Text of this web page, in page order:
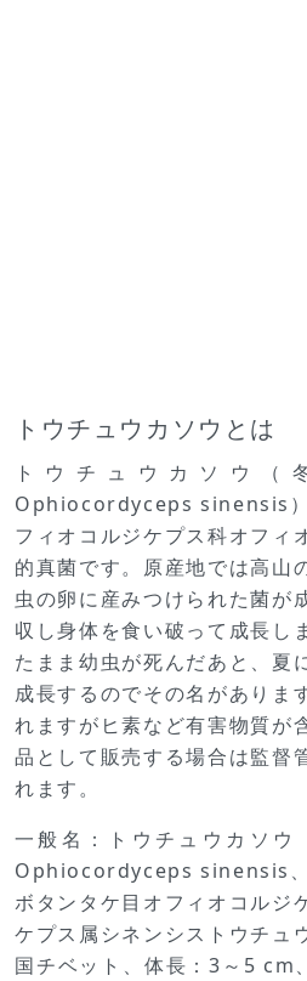
トウチュウカソウとは
トウチュウカソウ（
Ophiocordyceps sinensis）
フィオコルジケプス科オフィ
的真菌です。原産地では高山
虫の卵に産みつけられた菌が
収し身体を食い破って成長し
たまま幼虫が死んだあと、夏
成長するのでその名がありま
れますがヒ素など有害物質が
品として販売する場合は監督
れます。
一般名：トウチュウカソウ
Ophiocordyceps sinensis、
ボタンタケ目オフィオコルジ
ケプス属シネンシストウチュ
国チベット、体長：3～5 cm